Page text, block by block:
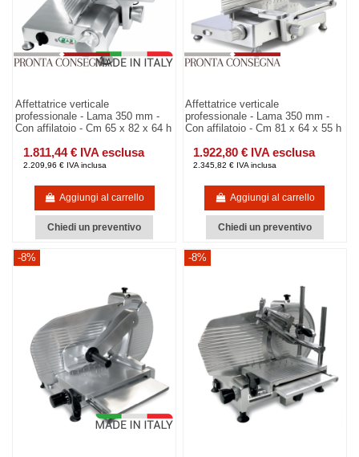
Affettatrice verticale
professionale - Lama 350 mm -
Con affilatoio - Cm 65 x 82 x 64 h
1.811,44 € IVA esclusa
2.209,96 € IVA inclusa
Aggiungi al carrello
Chiedi un preventivo
Affettatrice verticale
professionale - Lama 350 mm -
Con affilatoio - Cm 81 x 64 x 55 h
1.922,80 € IVA esclusa
2.345,82 € IVA inclusa
Aggiungi al carrello
Chiedi un preventivo
-8% -8%